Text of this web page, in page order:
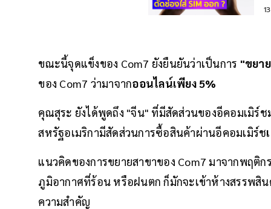
ขณะนี้จุดแข็งของ Com7 ยังยืนยันว่าเป็นการ "ขยา
ของ Com7 ว่ามาจากออนไลน์เพียง 5%
คุณสุระ ยังได้พูดถึง "จีน" ที่มีสัดส่วนของอีคอมเมิร์
สหรัฐอเมริกามีสัดส่วนการซื้อสินค้าผ่านอีคอมเมิร์ช
แนวคิดของการขยายสาขาของ Com7 มาจากพฤ
ภูมิอากาศที่ร้อน หรือฝนตก ก็มักจะเข้าห้างสรรพสิน
ความสำคัญ